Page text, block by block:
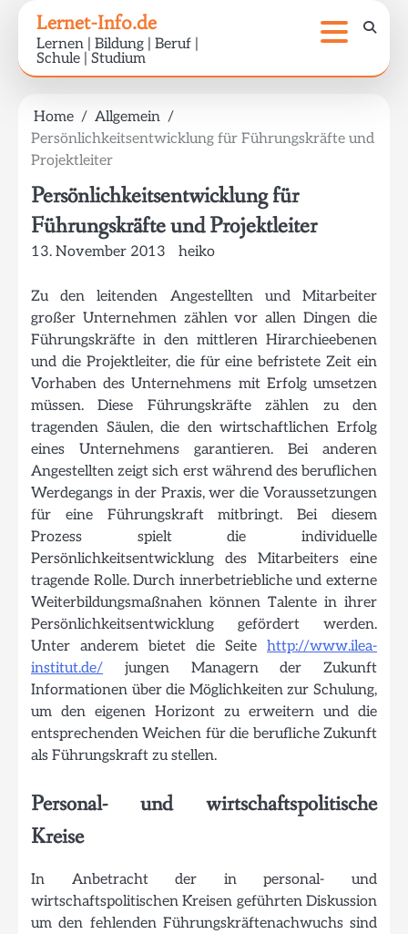
content
Lernet-Info.de
Lernen | Bildung | Beruf |
Schule | Studium
Home
Allgemein
Persönlichkeitsentwicklung für Führungskräfte und
Projektleiter
Persönlichkeitsentwicklung für
Führungskräfte und Projektleiter
13. November 2013 heiko
Zu den leitenden Angestellten und Mitarbeiter
großer Unternehmen zählen vor allen Dingen die
Führungskräfte in den mittleren Hirarchieebenen
und die Projektleiter, die für eine befristete Zeit ein
Vorhaben des Unternehmens mit Erfolg umsetzen
müssen. Diese Führungskräfte zählen zu den
tragenden Säulen, die den wirtschaftlichen Erfolg
eines Unternehmens garantieren. Bei anderen
Angestellten zeigt sich erst während des beruflichen
Werdegangs in der Praxis, wer die Voraussetzungen
für eine Führungskraft mitbringt. Bei diesem
Prozess spielt die individuelle
Persönlichkeitsentwicklung des Mitarbeiters eine
tragende Rolle. Durch innerbetriebliche und externe
Weiterbildungsmaßnahen können Talente in ihrer
Persönlichkeitsentwicklung gefördert werden.
Unter anderem bietet die Seite http://www.ilea-
institut.de/ jungen Managern der Zukunft
Informationen über die Möglichkeiten zur Schulung,
um den eigenen Horizont zu erweitern und die
entsprechenden Weichen für die berufliche Zukunft
als Führungskraft zu stellen.
Personal- und wirtschaftspolitische
Kreise
In Anbetracht der in personal- und
wirtschaftspolitischen Kreisen geführten Diskussion
um den fehlenden Führungskräftenachwuchs sind